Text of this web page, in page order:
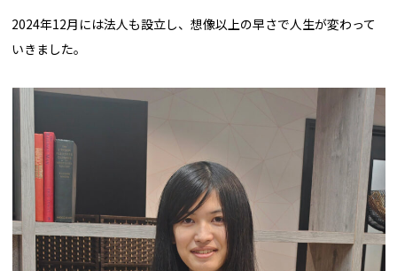
2024年12月には法人も設立し、想像以上の早さで人生が変わって
いきました。